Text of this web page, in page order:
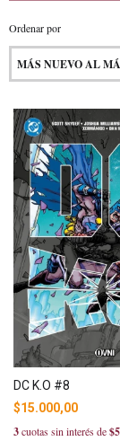
Ordenar por
DC K.O #8
$15.000,00
3cuotas sin interés de